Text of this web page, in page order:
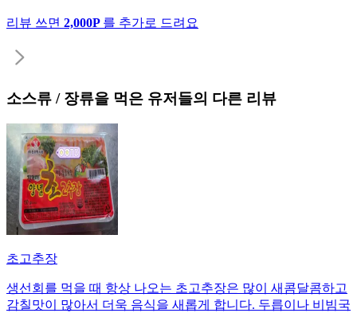
리뷰 쓰면 2,000P 를 추가로 드려요
소스류 / 장류을 먹은 유저들의 다른 리뷰
초고추장
생선회를 먹을 때 항상 나오는 초고추장은 많이 새콤달콤하고
감칠맛이 많아서 더욱 음식을 새롭게 합니다. 두릅이나 비빔국